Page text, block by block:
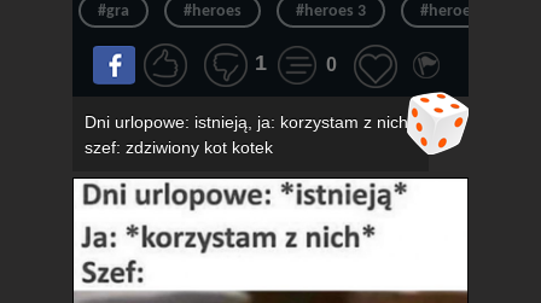
#gra #heroes #heroes 3 #heroes of
1 0
Dni urlopowe: istnieją, ja: korzystam z nich,
szef: zdziwiony kot kotek